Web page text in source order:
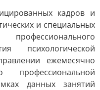
кадров и
и специальных
психологической
ежемесячно
данных занятий